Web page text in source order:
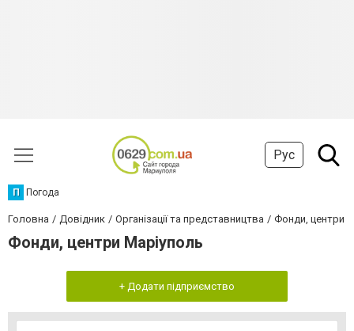
Рус
П Погода
Головна Довідник Організації та представництва Фонди, центри
Фонди, центри Маріуполь
+ Додати підприємство